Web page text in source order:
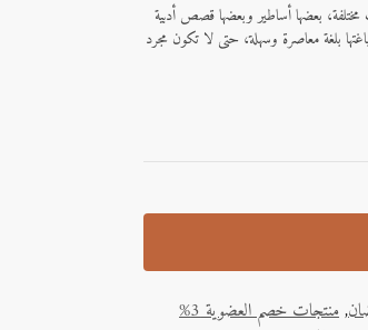
بعضها أساطير وبعضها قصص أدبية
بلغة معاصرة وسهلة، حتى لا تكون مجرد
,منتجات خصم العضوية 3%